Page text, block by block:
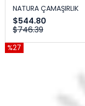
NATURA ÇAMAŞIRLIK
$544.80
$746.39
%27